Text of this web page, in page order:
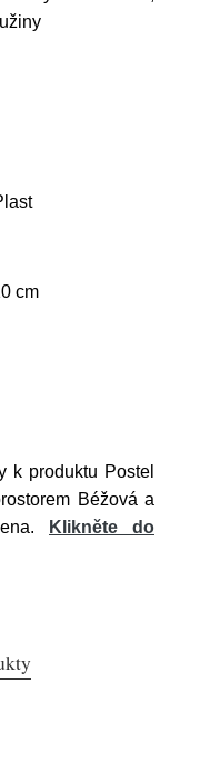
cm
k produktu Postel
Béžová a
Klikněte do